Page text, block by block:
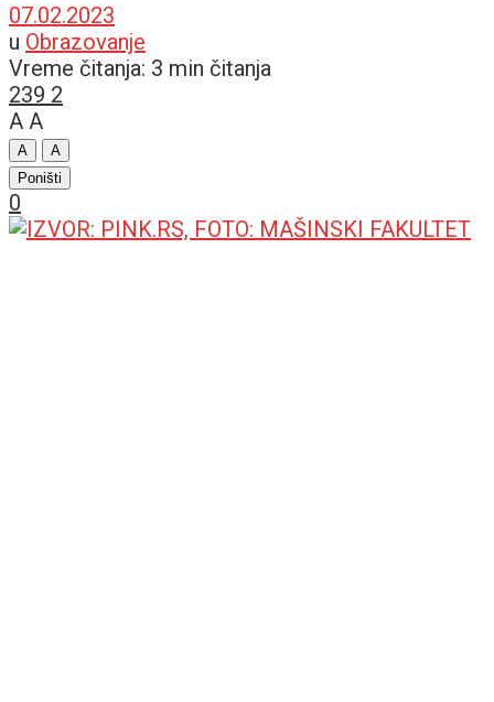
07.02.2023
u Obrazovanje
Vreme čitanja: 3 min čitanja
239 2
A A
A
A
Poništi
0